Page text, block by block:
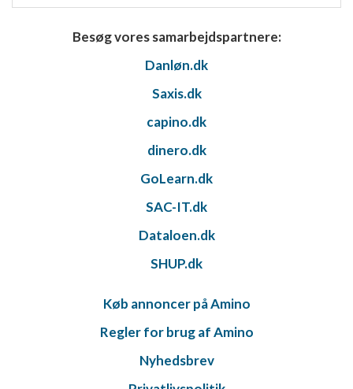
Besøg vores samarbejdspartnere:
Danløn.dk
Saxis.dk
capino.dk
dinero.dk
GoLearn.dk
SAC-IT.dk
Dataloen.dk
SHUP.dk
Køb annoncer på Amino
Regler for brug af Amino
Nyhedsbrev
Forstå målgrupper gennem statistikker eller
kombinationer af oplysninger fra forskellige
Udvikle og forbedre tjenester
Bruge begrænsede oplysninger til at vælge
Bruge præcise geografiske
anmodede oplysninger